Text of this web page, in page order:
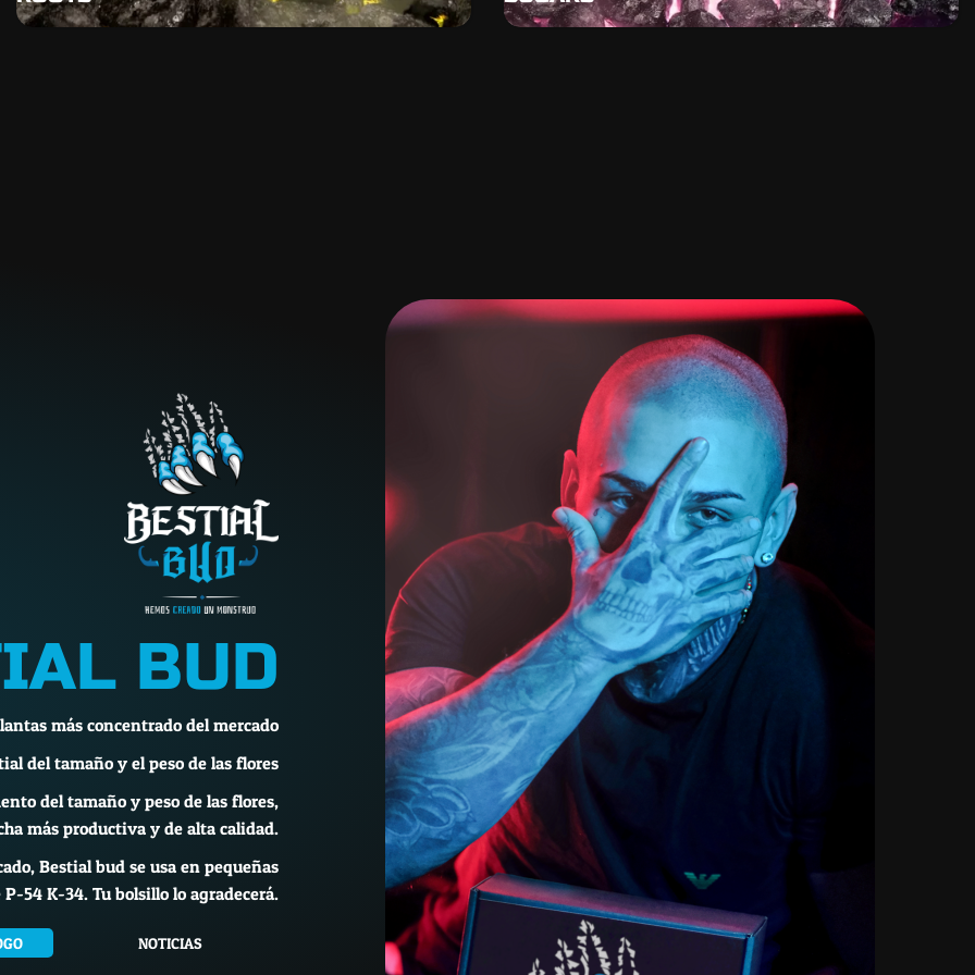
BUD
más concentrado del mercado
del tamaño y el peso de las flores
del tamaño y peso de las flores,
más productiva y de alta calidad.
Bestial bud se usa en pequeñas
54 K-34. Tu bolsillo lo agradecerá.
NOTICIAS